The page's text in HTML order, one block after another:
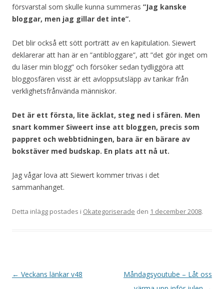
försvarstal som skulle kunna summeras ”Jag kanske
bloggar, men jag gillar det inte”.
Det blir också ett sött porträtt av en kapitulation. Siewert
deklarerar att han är en ”antibloggare”, att ”det gör inget om
du läser min blogg” och försöker sedan tydliggöra att
bloggosfären visst är ett avloppsutsläpp av tankar från
verklighetsfrånvända människor.
Det är ett första, lite äcklat, steg ned i sfären. Men
snart kommer Siweert inse att bloggen, precis som
pappret och webbtidningen, bara är en bärare av
bokstäver med budskap. En plats att nå ut.
Jag vågar lova att Siewert kommer trivas i det
sammanhanget.
Detta inlägg postades i Okategoriserade den 1 december 2008.
Inläggsnavigering
← Veckans länkar v48
Måndagsyoutube – Låt oss